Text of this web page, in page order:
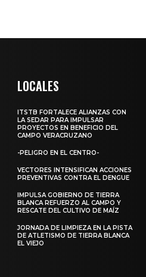
LOCALES
ITSTB FORTALECE ALIANZAS CON
LA SEDAR PARA IMPULSAR
PROYECTOS EN BENEFICIO DEL
CAMPO VERACRUZANO
-PELIGRO EN EL CENTRO-
VECTORES INTENSIFICAN ACCIONES
PREVENTIVAS CONTRA EL DENGUE
IMPULSA GOBIERNO DE TIERRA
BLANCA REFUERZO AL CAMPO Y
RESCATE DEL CULTIVO DE MAÍZ
JORNADA DE LIMPIEZA EN LA PISTA
DE ATLETISMO DE TIERRA BLANCA
EL VIEJO